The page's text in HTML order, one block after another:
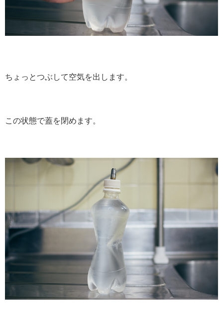
ちょっとつぶして空気を出します。
この状態で蓋を閉めます。